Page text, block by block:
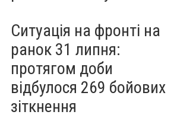
Ситуація на фронті на
ранок 31 липня:
протягом доби
відбулося 269 бойових
зіткнення